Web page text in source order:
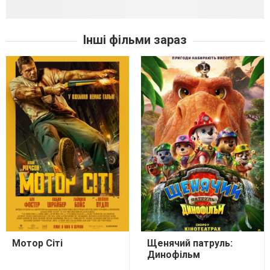
Інші фільми зараз
Мотор Сіті
Щенячий патруль:
Динофільм